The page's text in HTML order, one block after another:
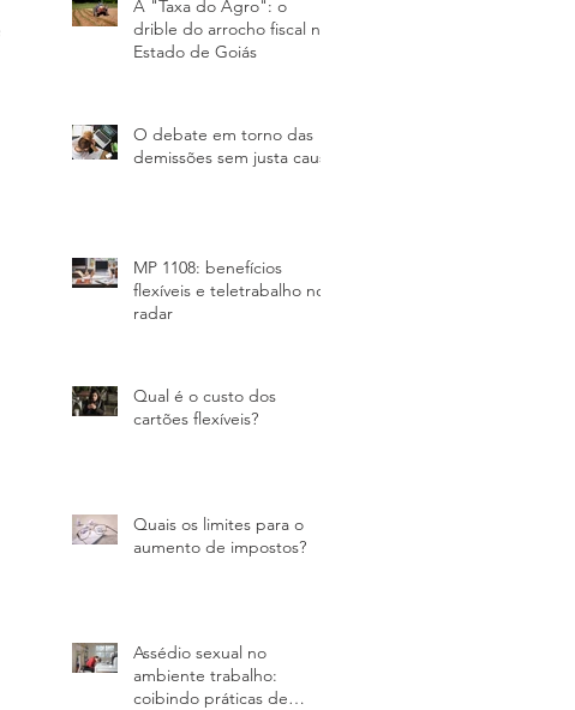
A "Taxa do Agro"​: o
drible do arrocho fiscal no
Estado de Goiás
O debate em torno das
demissões sem justa causa
MP 1108: benefícios
flexíveis e teletrabalho no
radar
Qual é o custo dos
cartões flexíveis?
Quais os limites para o
aumento de impostos?
Assédio sexual no
ambiente trabalho:
coibindo práticas de